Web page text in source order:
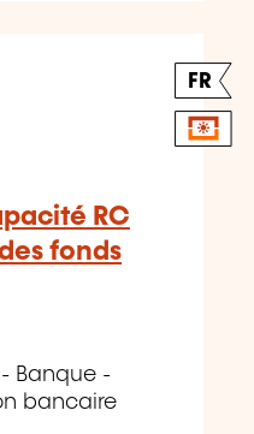
FR
RC
fonds
Banque -
bancaire